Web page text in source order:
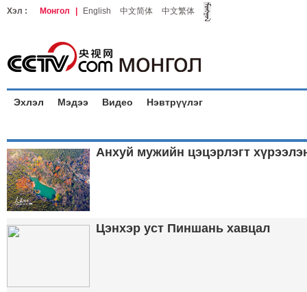
Хэл : Монгол English 中文简体 中文繁体
Эхлэл Мэдээ Видео Нэвтрүүлэг
Анхуй мужийн цэцэрлэгт
Цэнхэр уст Пиншань хавцал